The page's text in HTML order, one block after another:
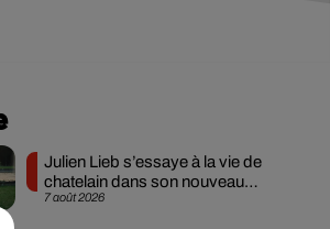
7 août 2026
Julien Lieb s’essaye à la vie de
chatelain dans son nouveau
clip